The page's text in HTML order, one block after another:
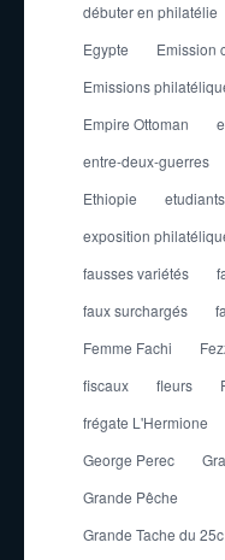
débuter en philatélie
Egypte
Emission
Emissions
Empire Ottoman
entre-deux-guerres
Ethiopie
etudiants
exposition
fausses variétés
faux surchargés
Femme Fachi
fiscaux
fleurs
frégate L'Hermione
George Perec
Grande Pêche
Grande Tache du